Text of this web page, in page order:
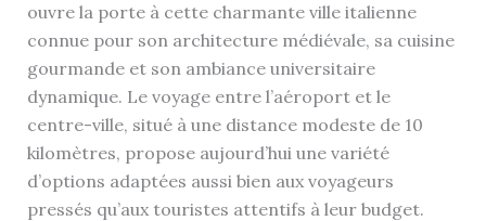
ouvre la porte à cette charmante ville italienne
connue pour son architecture médiévale, sa cuisine
gourmande et son ambiance universitaire
dynamique. Le voyage entre l’aéroport et le
centre-ville, situé à une distance modeste de 10
kilomètres, propose aujourd’hui une variété
d’options adaptées aussi bien aux voyageurs
pressés qu’aux touristes attentifs à leur budget.